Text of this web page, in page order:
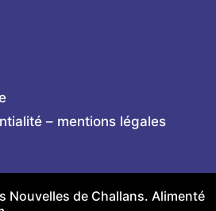
– mentions légales
Nouvelles de Challans. Alimenté